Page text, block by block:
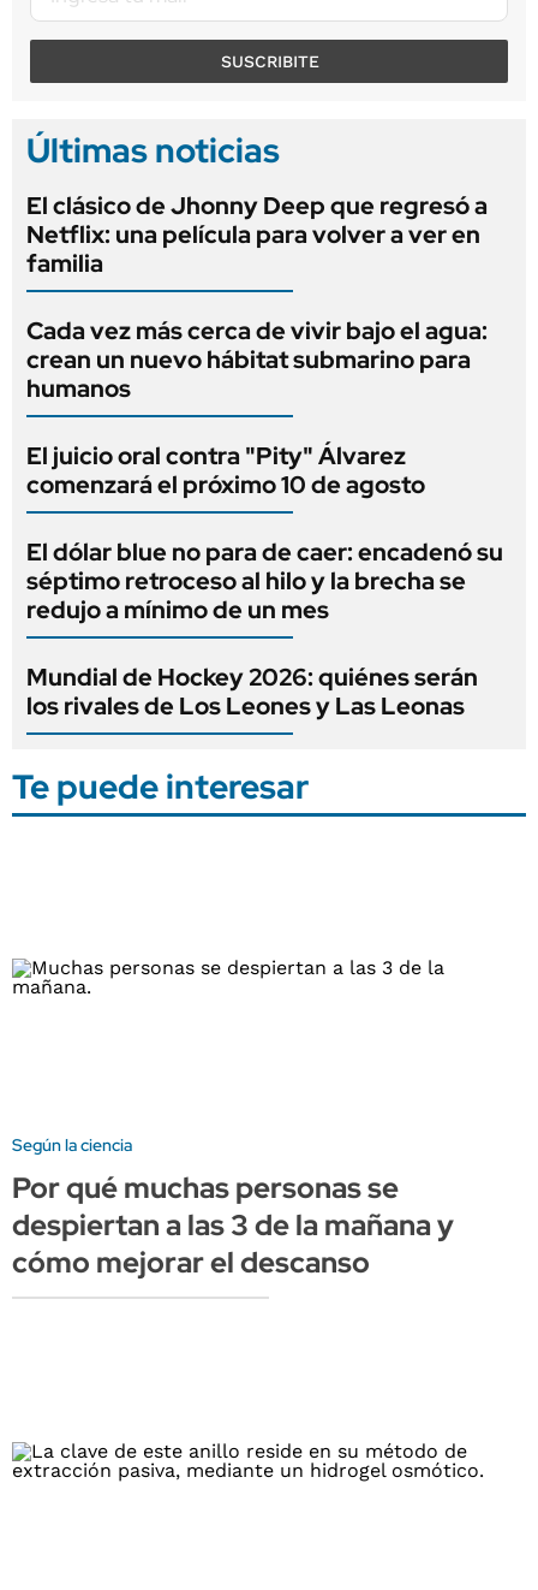
SUSCRIBITE
Últimas noticias
El clásico de Jhonny Deep que regresó a
Netflix: una película para volver a ver en
familia
Cada vez más cerca de vivir bajo el agua:
crean un nuevo hábitat submarino para
humanos
El juicio oral contra "Pity" Álvarez
comenzará el próximo 10 de agosto
El dólar blue no para de caer: encadenó su
séptimo retroceso al hilo y la brecha se
redujo a mínimo de un mes
Mundial de Hockey 2026: quiénes serán
los rivales de Los Leones y Las Leonas
Te puede interesar
Según la ciencia
Por qué muchas personas se
despiertan a las 3 de la mañana y
cómo mejorar el descanso